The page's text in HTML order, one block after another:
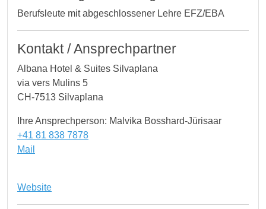
Berufsleute mit abgeschlossener Lehre EFZ/EBA
Kontakt / Ansprechpartner
Albana Hotel & Suites Silvaplana
via vers Mulins 5
CH-7513 Silvaplana
Ihre Ansprechperson: Malvika Bosshard-Jürisaar
+41 81 838 7878
Mail
Website